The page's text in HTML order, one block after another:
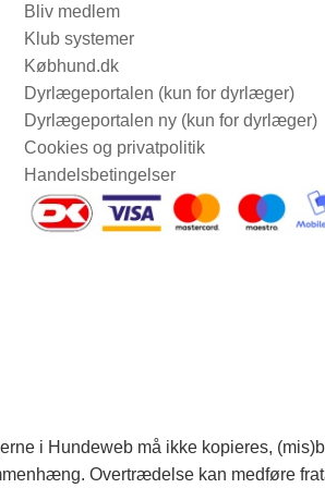
Bliv medlem
Klub systemer
Købhund.dk
Dyrlægeportalen (kun for dyrlæger)
Dyrlægeportalen ny (kun for dyrlæger)
Cookies og privatpolitik
Handelsbetingelser
i Hundeweb må ikke kopieres,
Overtrædelse kan medføre